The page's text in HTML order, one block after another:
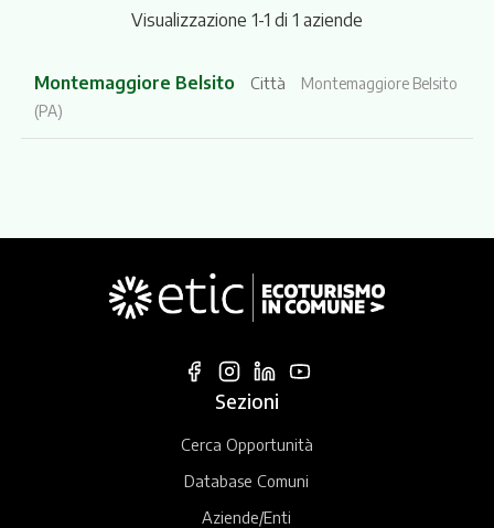
Visualizzazione 1-1 di 1 aziende
Montemaggiore Belsito Città
Montemaggiore Belsito
(PA)
Sezioni
Cerca Opportunità
Database Comuni
Aziende/Enti